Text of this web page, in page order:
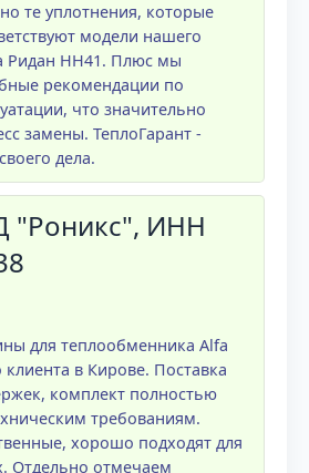
те уплотнения, которые
модели нашего
Ридан НН41. Плюс мы
рекомендации по
что значительно
замены. ТеплоГарант -
дела.
"Роникс", ИНН
для теплообменника Alfa
в Кирове. Поставка
комплект полностью
требованиям.
хорошо подходят для
Отдельно отмечаем